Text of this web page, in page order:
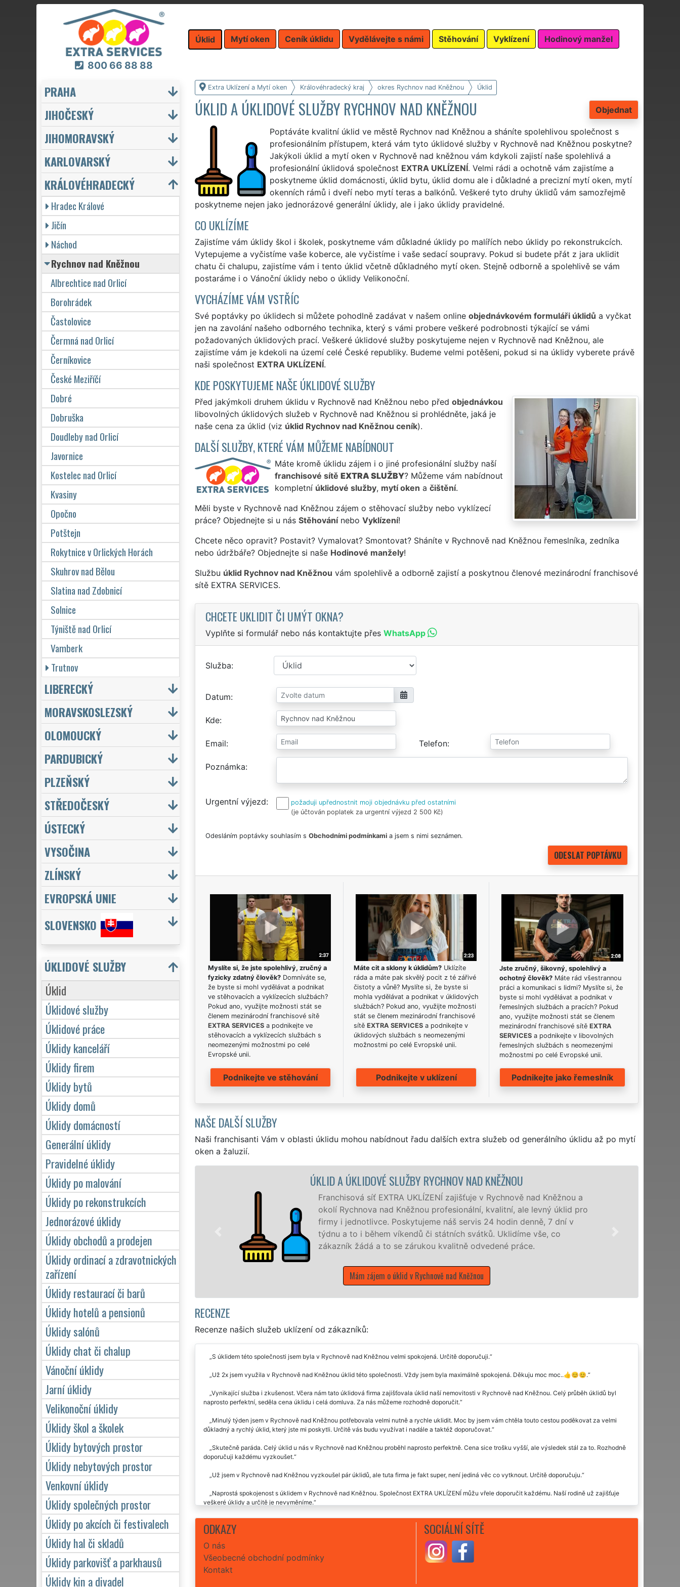
800 66 88 88
Úklid Mytí oken Ceník úklidu Vydělávejte s námi Stěhování Vyklízení Hodinový manžel
Extra Uklízení a Mytí oken Královéhradecký kraj okres Rychnov nad Kněžnou Úklid
Objednat
ÚKLID A ÚKLIDOVÉ SLUŽBY RYCHNOV NAD KNĚŽNOU
Poptáváte kvalitní úklid ve městě Rychnov nad Kněžnou a sháníte spolehlivou společnost s
profesionálním přístupem, která vám tyto úklidové služby v Rychnově nad Kněžnou poskytne?
Jakýkoli úklid a mytí oken v Rychnově nad kněžnou vám kdykoli zajistí naše spolehlivá a
profesionální úklidová společnost EXTRA UKLÍZENÍ. Velmi rádi a ochotně vám zajistíme a
poskytneme úklid domácnosti, úklid bytu, úklid domu ale i důkladné a precizní mytí oken, mytí
okenních rámů i dveří nebo mytí teras a balkónů. Veškeré tyto druhy úklidů vám samozřejmě
poskytneme nejen jako jednorázové generální úklidy, ale i jako úklidy pravidelné.
CO UKLÍZÍME
Zajistíme vám úklidy škol i školek, poskytneme vám důkladné úklidy po malířích nebo úklidy po rekonstrukcích.
Vytepujeme a vyčistíme vaše koberce, ale vyčistíme i vaše sedací soupravy. Pokud si budete přát z jara uklidit
chatu či chalupu, zajistíme vám i tento úklid včetně důkladného mytí oken. Stejně odborně a spolehlivě se vám
postaráme i o Vánoční úklidy nebo o úklidy Velikonoční.
VYCHÁZÍME VÁM VSTŘÍC
Své poptávky po úklidech si můžete pohodlně zadávat v našem online objednávkovém formuláři úklidů a vyčkat
jen na zavolání našeho odborného technika, který s vámi probere veškeré podrobnosti týkající se vámi
požadovaných úklidových prací. Veškeré úklidové služby poskytujeme nejen v Rychnově nad Kněžnou, ale
zajistíme vám je kdekoli na území celé České republiky. Budeme velmi potěšeni, pokud si na úklidy vyberete právě
naši společnost EXTRA UKLÍZENÍ.
KDE POSKYTUJEME NAŠE ÚKLIDOVÉ SLUŽBY
Před jakýmkoli druhem úklidu v Rychnově nad Kněžnou nebo před objednávkou
libovolných úklidových služeb v Rychnově nad Kněžnou si prohlédněte, jaká je
naše cena za úklid (viz úklid Rychnov nad Kněžnou ceník).
DALŠÍ SLUŽBY, KTERÉ VÁM MŮŽEME NABÍDNOUT
Máte kromě úklidu zájem i o jiné profesionální služby naší
franchisové sítě EXTRA SLUŽBY? Můžeme vám nabídnout
kompletní úklidové služby, mytí oken a čištění.
Měli byste v Rychnově nad Kněžnou zájem o stěhovací služby nebo vyklízecí
práce? Objednejte si u nás Stěhovánínebo Vyklízení!
Chcete něco opravit? Postavit? Vymalovat? Smontovat? Sháníte v Rychnově nad Kněžnou řemeslníka, zedníka
nebo údržbáře? Objednejte si naše Hodinové manžely!
Službu úklid Rychnov nad Kněžnou vám spolehlivě a odborně zajistí a poskytnou členové mezinárodní franchisové
sítě EXTRA SERVICES.
CHCETE UKLIDIT ČI UMÝT OKNA?
Vyplňte si formulář nebo nás kontaktujte přes WhatsApp
Služba
Datum
Kde
Email Telefon
Poznámka
Urgentní výjezd
požaduji upřednostnit moji objednávku před ostatními
(je účtován poplatek za urgentní výjezd 2 500 Kč)
Odesláním poptávky souhlasím s Obchodními podmínkamia jsem s nimi seznámen.
Myslíte si, že jste spolehlivý, zručný a
fyzicky zdatný člověk?Domníváte se,
že byste si mohl vydělávat a podnikat
ve stěhovacích a vyklízecích službách?
Pokud ano, využijte možnosti stát se
členem mezinárodní franchisové sítě
EXTRA SERVICESa podnikejte ve
stěhovacích a vyklízecích službách s
neomezenými možnostmi po celé
Evropské unii.
Podnikejte ve stěhování
Máte cit a sklony k úklidům?Uklízíte
ráda a máte pak skvělý pocit z té zářivé
čistoty a vůně? Myslíte si, že byste si
mohla vydělávat a podnikat v úklidových
službách? Pokud ano, využijte možnosti
stát se členem mezinárodní franchisové
sítě EXTRA SERVICESa podnikejte v
úklidových službách s neomezenými
možnostmi po celé Evropské unii.
Podnikejte v uklízení
Jste zručný, šikovný, spolehlivý a
ochotný člověk? Máte rád všestrannou
práci a komunikaci s lidmi? Myslíte si, že
byste si mohl vydělávat a podnikat v
řemeslných službách a pracích? Pokud
ano, využijte možnosti stát se členem
mezinárodní franchisové sítěEXTRA
SERVICES a podnikejte v libovolných
řemeslných službách s neomezenými
možnostmi po celé Evropské unii.
Podnikejte jako řemeslník
NAŠE DALŠÍ SLUŽBY
Naši franchisanti Vám v oblasti úklidu mohou nabídnout řadu dalších extra služeb od generálního úklidu až po mytí
oken a žaluzií.
ÚKLID A ÚKLIDOVÉ SLUŽBY RYCHNOV NAD KNĚŽNOU
Franchisová síť EXTRA UKLÍZENÍ zajišťuje v Rychnově nad Kněžnou a
okolí Rychnova nad Kněžnou profesionální, kvalitní, ale levný úklid pro
firmy i jednotlivce. Poskytujeme náš servis 24 hodin denně, 7 dní v
týdnu a to i během víkendů či státních svátků. Uklidíme vše, co
zákazník žádá a to se zárukou kvalitně odvedené práce.
Naše společnost EXTRA
veškeré profesionální
služby nabízíme pro všechny
RECENZE
Recenze našich služeb uklízení od zákazníků:
S úklidem této společnosti jsem byla v Rychnově nad Kněžnou velmi spokojená. Určitě doporučuji.
Už 2x jsem využila v Rychnově nad Kněžnou úklid této společnosti. Vždy jsem byla maximálně spokojená. Děkuju moc moc..👍😊😊.
Vynikající služba i zkušenost. Včera nám tato úklidová firma zajišťovala úklid naší nemovitosti v Rychnově nad Kněžnou. Celý průběh úklidů byl
naprosto perfektní, seděla cena úklidu i celá domluva. Za nás můžeme rozhodně doporučit.
Minulý týden jsem v Rychnově nad Kněžnou potřebovala velmi nutně a rychle uklidit. Moc by jsem vám chtěla touto cestou poděkovat za velmi
důkladný a rychlý úklid, který jste mi poskytli. Určitě vás budu využívat i nadále a taktéž doporučovat.
Skutečně paráda. Celý úklid u nás v Rychnově nad Kněžnou proběhl naprosto perfektně. Cena sice trošku vyšší, ale výsledek stál za to. Rozhodně
doporučuji každému vyzkoušet.
Už jsem v Rychnově nad Kněžnou vyzkoušel pár úklidů, ale tuta firma je fakt super, není jediná věc co vytknout. Určitě doporučuju.
Naprostá spokojenost s úklidem v Rychnově nad Kněžnou. Společnost EXTRA UKLÍZENÍ můžu vřele doporučit každému. Naší rodině už zajišťuje
veškeré úklidy a určitě je nevyměníme.
Úklidy skutečně na úrovni. Velmi milí, ochotní a flexibilní. Využíváme je velmi pravidelně. Rozhodně doporučuji.
ODKAZY
O nás
Všeobecné obchodní podmínky
Kontakt
SOCIÁLNÍ SÍTĚ
PRAHA
JIHOČESKÝ
JIHOMORAVSKÝ
KARLOVARSKÝ
KRÁLOVÉHRADECKÝ
Hradec Králové
Jičín
Náchod
Rychnov nad Kněžnou
Albrechtice nad Orlicí
Borohrádek
Častolovice
Čermná nad Orlicí
Černíkovice
České Meziříčí
Dobré
Dobruška
Doudleby nad Orlicí
Javornice
Kostelec nad Orlicí
Kvasiny
Opočno
Potštejn
Rokytnice v Orlických Horách
Skuhrov nad Bělou
Slatina nad Zdobnicí
Solnice
Týniště nad Orlicí
Vamberk
Trutnov
LIBERECKÝ
MORAVSKOSLEZSKÝ
OLOMOUCKÝ
PARDUBICKÝ
PLZEŇSKÝ
STŘEDOČESKÝ
ÚSTECKÝ
VYSOČINA
ZLÍNSKÝ
EVROPSKÁ UNIE
SLOVENSKO
ÚKLIDOVÉ SLUŽBY
Úklid
Úklidové služby
Úklidové práce
Úklidy kanceláří
Úklidy firem
Úklidy bytů
Úklidy domů
Úklidy domácností
Generální úklidy
Pravidelné úklidy
Úklidy po malování
Úklidy po rekonstrukcích
Jednorázové úklidy
Úklidy obchodů a prodejen
Úklidy ordinací a zdravotnických
zařízení
Úklidy restaurací či barů
Úklidy hotelů a pensionů
Úklidy salónů
Úklidy chat či chalup
Vánoční úklidy
Jarní úklidy
Velikonoční úklidy
Úklidy škol a školek
Úklidy bytových prostor
Úklidy nebytových prostor
Venkovní úklidy
Úklidy společných prostor
Úklidy po akcích či festivalech
Úklidy hal či skladů
Úklidy parkovišť a parkhausů
Úklidy kin a divadel